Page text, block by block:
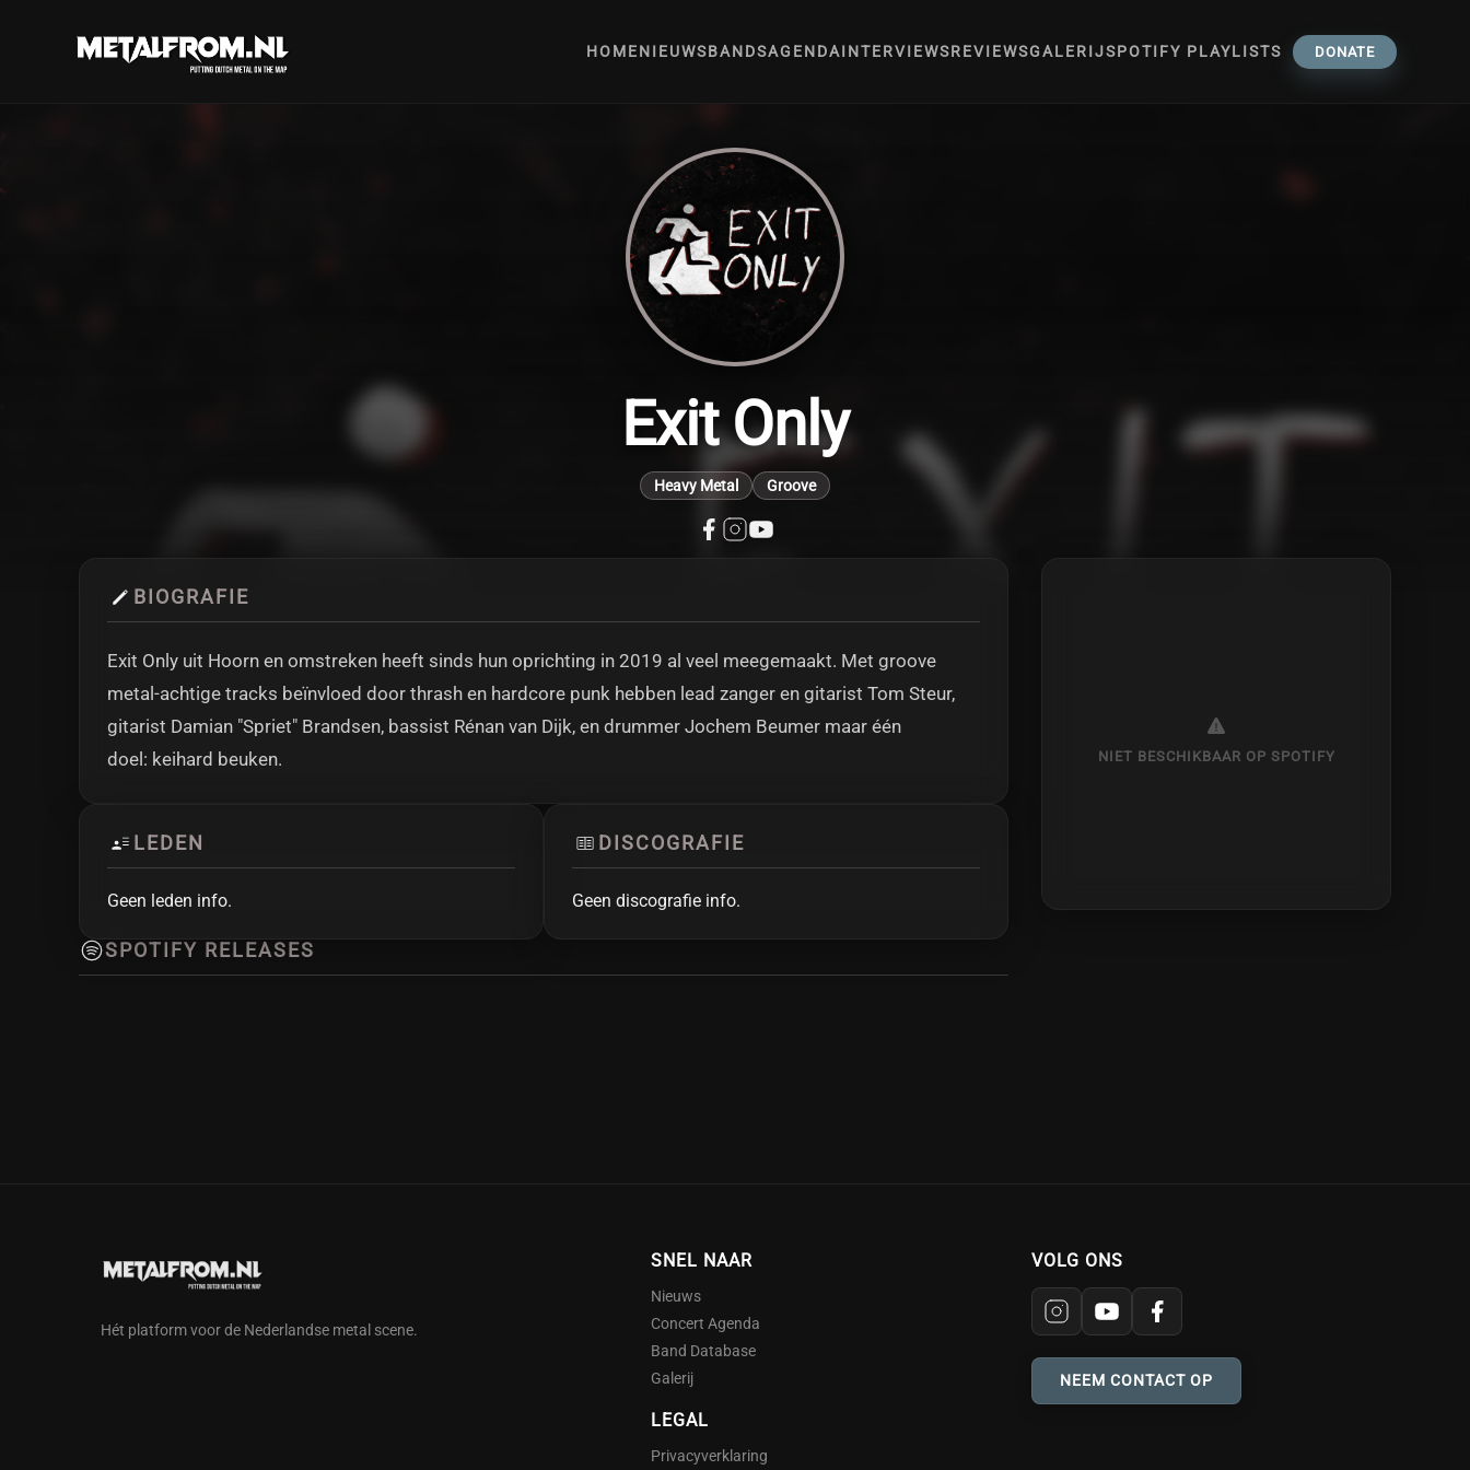
HOMENIEUWSBANDSAGENDAINTERVIEWSREVIEWSGALERIJSPOTIFY PLAYLISTS DONATE
Exit Only
Heavy Metal Groove
BIOGRAFIE
Exit Only uit Hoorn en omstreken heeft sinds hun oprichting in 2019 al veel meegemaakt. Met groove
metal-achtige tracks beïnvloed door thrash en hardcore punk hebben lead zanger en gitarist Tom Steur,
gitarist Damian "Spriet" Brandsen, bassist Rénan van Dijk, en drummer Jochem Beumer maar één
doel: keihard beuken.
LEDEN
Geen leden info.
DISCOGRAFIE
Geen discografie info.
SPOTIFY RELEASES
NIET BESCHIKBAAR OP SPOTIFY
Hét platform voor de Nederlandse metal scene.
SNEL NAAR
Nieuws
Concert Agenda
Band Database
Galerij
LEGAL
Privacyverklaring
VOLG ONS
NEEM CONTACT OP